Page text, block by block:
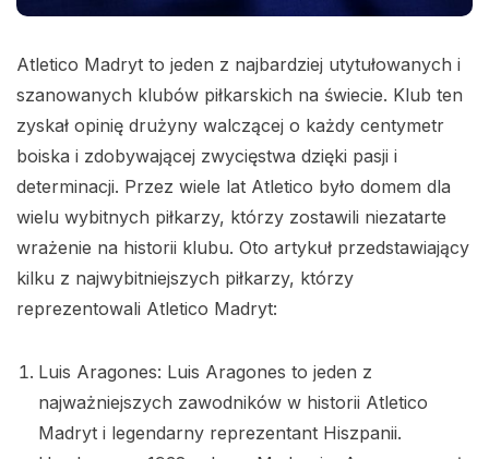
Atletico Madryt to jeden z najbardziej utytułowanych i
szanowanych klubów piłkarskich na świecie. Klub ten
zyskał opinię drużyny walczącej o każdy centymetr
boiska i zdobywającej zwycięstwa dzięki pasji i
determinacji. Przez wiele lat Atletico było domem dla
wielu wybitnych piłkarzy, którzy zostawili niezatarte
wrażenie na historii klubu. Oto artykuł przedstawiający
kilku z najwybitniejszych piłkarzy, którzy
reprezentowali Atletico Madryt:
Luis Aragones: Luis Aragones to jeden z
najważniejszych zawodników w historii Atletico
Madryt i legendarny reprezentant Hiszpanii.